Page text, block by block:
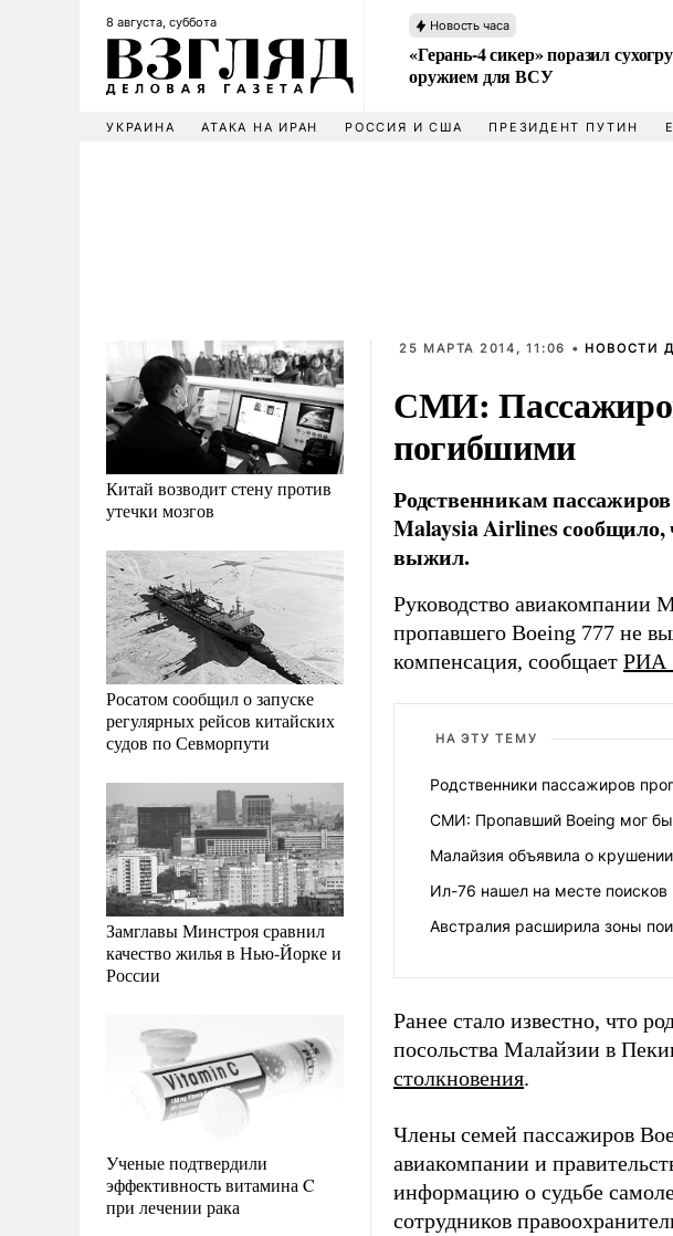
8 августа, суббота Новость часа
«Герань-4 сикер» поразил
оружием для ВСУ
УКРАИНА АТАКА НА ИРАН РОССИЯ И США ПРЕЗИДЕНТ ПУТИН
Китай возводит стену против
утечки мозгов
Росатом сообщил о запуске
регулярных рейсов китайских
судов по Севморпути
Замглавы Минстроя сравнил
качество жилья в Нью-Йорке и
России
Ученые подтвердили
эффективность витамина C
при лечении рака
25 МАРТА 2014, 11:06 • НОВОСТИ
СМИ:
погибшими
Родственникам
Malaysia Airlines сообщило,
выжил.
Руководство авиакомпании
пропавшего Boeing 777 не
компенсация, сообщает РИА
НА ЭТУ ТЕМУ
Родственники пассажиров
СМИ: Пропавший Boeing мог
Малайзия объявила о
Ил-76 нашел на месте поисков
Австралия расширила зоны
Ранее стало известно, что
посольства Малайзии в
столкновения.
Члены семей пассажиров
авиакомпании и
информацию о судьбе
сотрудников